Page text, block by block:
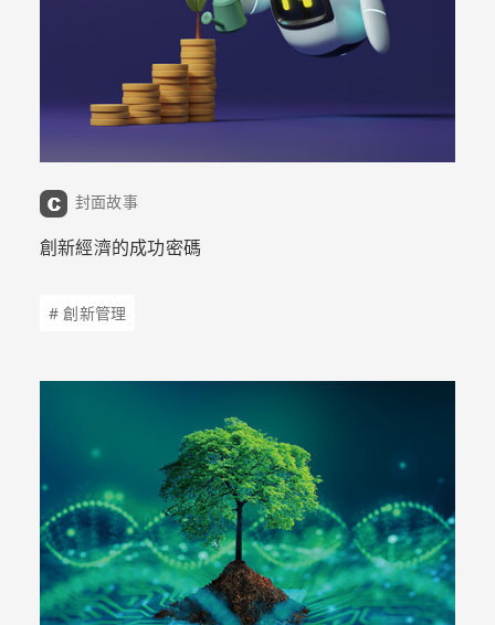
封面故事
創新經濟的成功密碼
# 創新管理